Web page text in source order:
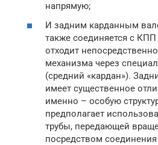
напрямую;
И задним карданным
также соединяется с
отходит
механизма через
(средний «кардан»).
имеет существенное
именно – особую
предполагает
трубы, передающей
посредством